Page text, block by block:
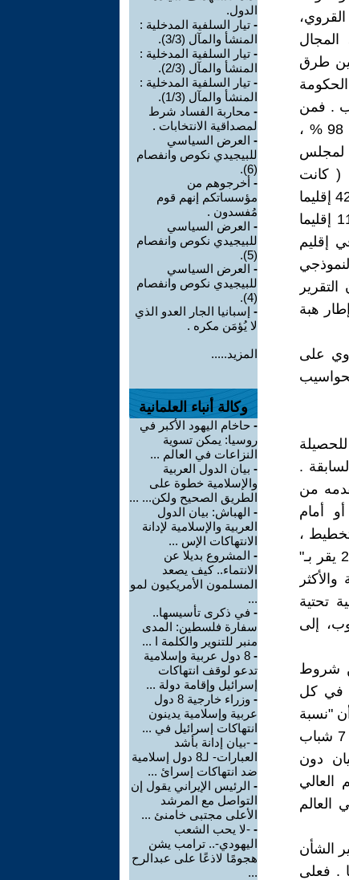
المجال
طرق
. فمن
سنة 2009 إلى 2011 بلغت نسبة الكهربة 97 % ، وفي عام 2012 وصلت 98 % ،
تقرير لمجلس
( كانت
التفاوتات، على صعيد الأقاليم، أكثر بروزا حيث سجلت مجموعة مؤلفة من 42 إقليما
نسبة كهربة تتجاوز أو تعادل 99 % في حين سجلت مجموعة أخرى من 11 إقليما
في إقليم
النموذجي
عام 2015 ). بل إن التقرير
في إطار هبة
على
.
من
أمام
،
تقارير لجان برلمانية ..) . هكذا نجد مثلا أن البرنامج الانتخابي للبيجيدي 2016 يقر بـ"
تحتية
إلى
شروط
، في كل
"نسبة
التمدرس بالتعليم الإعدادي بلغت بالكاد 63 % ، وشاب واحد فقط من أصل 7 شباب
دون
العالي
من بين 21 الأضعف في العالم
الشأن
. فعلى
الدول.
- تيار السلفية المدخلية :
المنشأ والمآل (3/3).
- تيار السلفية المدخلية :
المنشأ والمآل (2/3).
- تيار السلفية المدخلية :
المنشأ والمآل (1/3).
- محاربة الفساد شرط
لمصداقية الانتخابات .
- العرض السياسي
للبيجيدي نكوص وانفصام
(6).
- أخرجوهم من
مؤسساتكم إنهم قوم
مُفسدون .
- العرض السياسي
للبيجيدي نكوص وانفصام
(5).
- العرض السياسي
للبيجيدي نكوص وانفصام
(4).
- إسبانيا الجار العدو الذي
لا يُؤمَن مكره .
المزيد.....
وكالة أنباء العلمانية
- حاخام اليهود الأكبر في
روسيا: يمكن تسوية
النزاعات في العالم ...
- بيان الدول العربية
والإسلامية خطوة على
الطريق الصحيح ولكن... ...
- الهباش: بيان الدول
العربية والإسلامية لإدانة
الانتهاكات الإس ...
- المشروع بديلا عن
الانتماء.. كيف يصعد
المسلمون الأمريكيون لمو
...
- في ذكرى تأسيسها..
سفارة فلسطين: المدى
منبر للتنوير والكلمة ا ...
-
8 دول عربية وإسلامية
تدعو لوقف انتهاكات
إسرائيل وإقامة دولة ...
-
وزراء خارجية 8 دول
عربية وإسلامية يدينون
انتهاكات إسرائيل في ...
- -بيان إدانة بأشد
العبارات- لـ8 دول إسلامية
ضد انتهاكات إسرائ ...
- الرئيس الإيراني يقول إن
التواصل مع المرشد
الأعلى مجتبى خامنئ ...
- -لا يحب الشعب
اليهودي-.. ترامب يشن
هجومًا لاذعًا على عبدالرح
...